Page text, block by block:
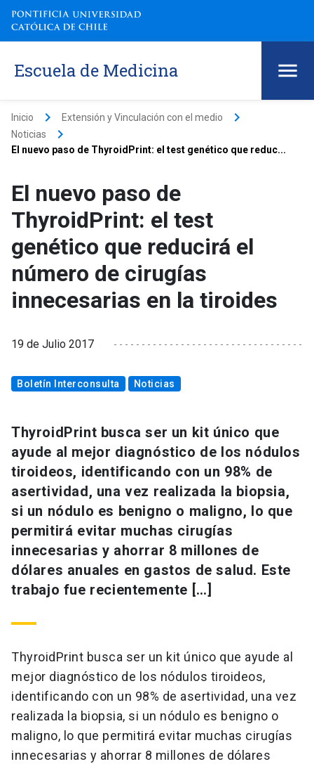
Escuela de Medicina
Inicio keyboard_arrow_right Extensión y Vinculación con el medio keyboard_arrow_right
Noticias keyboard_arrow_right
El nuevo paso de ThyroidPrint: el test genético que reduc...
El nuevo paso de
ThyroidPrint: el test
genético que reducirá el
número de cirugías
innecesarias en la tiroides
19 de Julio 2017
Boletín Interconsulta Noticias
ThyroidPrint busca ser un kit único que
ayude al mejor diagnóstico de los nódulos
tiroideos, identificando con un 98% de
asertividad, una vez realizada la biopsia,
si un nódulo es benigno o maligno, lo que
permitirá evitar muchas cirugías
innecesarias y ahorrar 8 millones de
dólares anuales en gastos de salud. Este
trabajo fue recientemente […]
ThyroidPrint busca ser un kit único que ayude al
mejor diagnóstico de los nódulos tiroideos,
identificando con un 98% de asertividad, una vez
realizada la biopsia, si un nódulo es benigno o
maligno, lo que permitirá evitar muchas cirugías
innecesarias y ahorrar 8 millones de dólares